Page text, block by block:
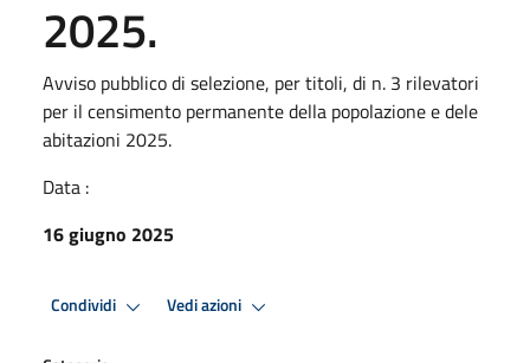
2025.
Avviso pubblico di selezione, per titoli, di n. 3 rilevatori
per il censimento permanente della popolazione e dele
abitazioni 2025.
Data :
16 giugno 2025
Condividi Vedi azioni